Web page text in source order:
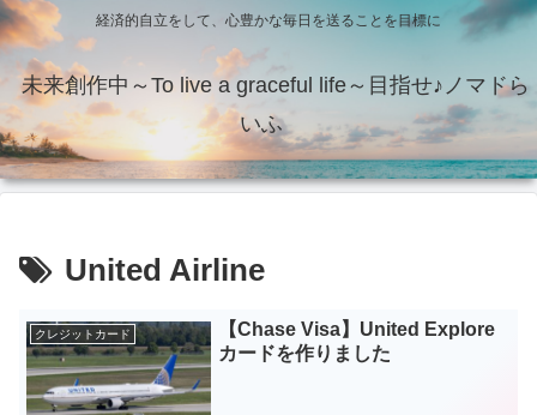
経済的自立をして、心豊かな毎日を送ることを目標に
未来創作中～To live a graceful life～目指せ♪ノマドら
いふ
United Airline
クレジットカード
【Chase Visa】United Explore
カードを作りました